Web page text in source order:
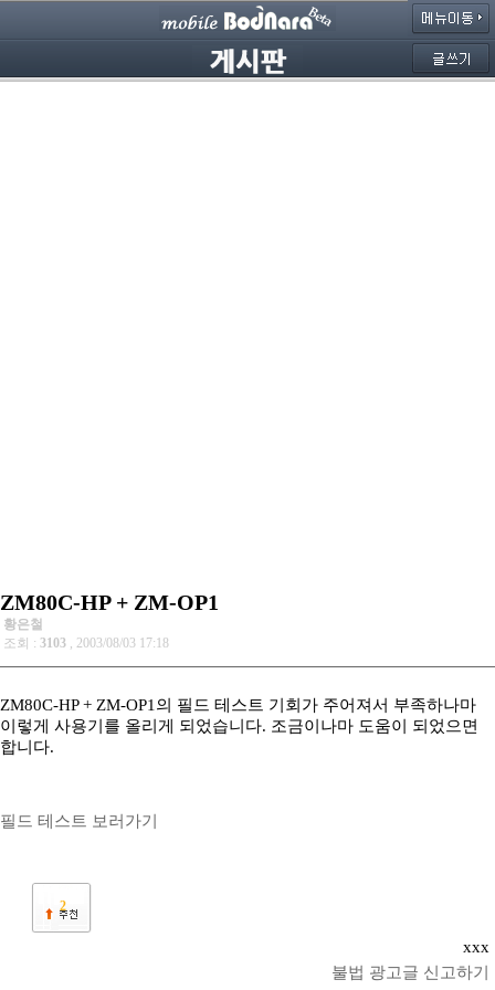
ZM80C-HP + ZM-OP1
황은철
조회 : 3103 , 2003/08/03 17:18
ZM80C-HP + ZM-OP1의 필드 테스트 기회가 주어져서 부족하나마
이렇게 사용기를 올리게 되었습니다. 조금이나마 도움이 되었으면
합니다.
필드 테스트 보러가기
2
xxx
불법 광고글 신고하기